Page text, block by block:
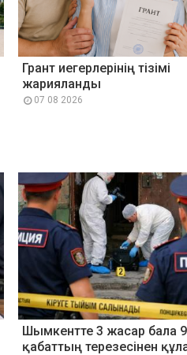
Грант иегерлерінің тізімі
жарияланды
07 08 2026
Шымкентте 3 жасар бала
қабаттың терезесінен